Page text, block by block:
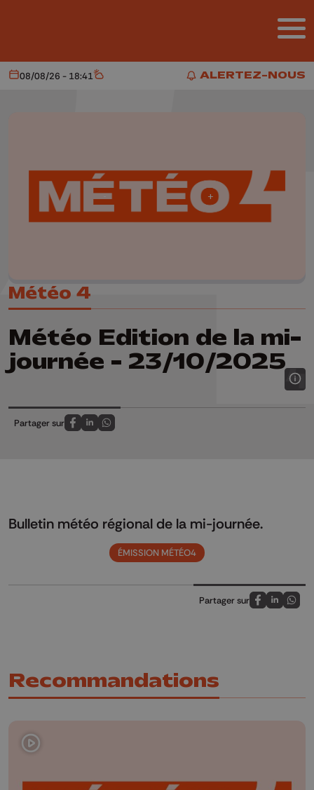
ALERTEZ-NOUS
ALERTEZ-NOUS
Aujourd'hui
08/08/26 - 18:41 Météo
Météo 4
Météo Edition de la mi-
journée - 23/10/2025
Partager sur
Partagez sur FaceBook
Partagez sur LinkedIn
Partagez sur Whatsapp
Bulletin météo régional de la mi-journée.
ÉMISSION MÉTÉO4
Partager sur
Partagez sur
Partagez
Recommandations